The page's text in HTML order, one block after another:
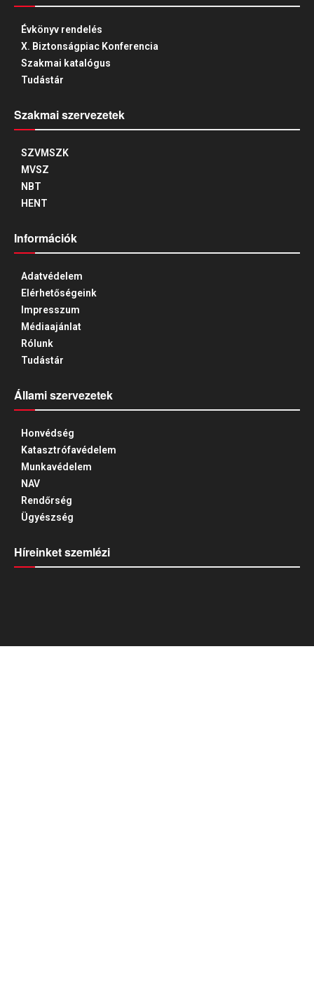
Évkönyv rendelés
X. Biztonságpiac Konferencia
Szakmai katalógus
Tudástár
Szakmai szervezetek
SZVMSZK
MVSZ
NBT
HENT
Információk
Adatvédelem
Elérhetőségeink
Impresszum
Médiaajánlat
Rólunk
Tudástár
Állami szervezetek
Honvédség
Katasztrófavédelem
Munkavédelem
NAV
Rendőrség
Ügyészség
Híreinket szemlézi